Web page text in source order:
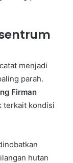
menjadi
parah.
Firman
terkait kondisi
hutan